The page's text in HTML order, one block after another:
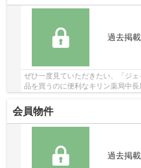
過去掲
ぜひ一度見ていただきたい、「ジ
品を買うのに便利なキリン薬局中
会員物件
過去掲